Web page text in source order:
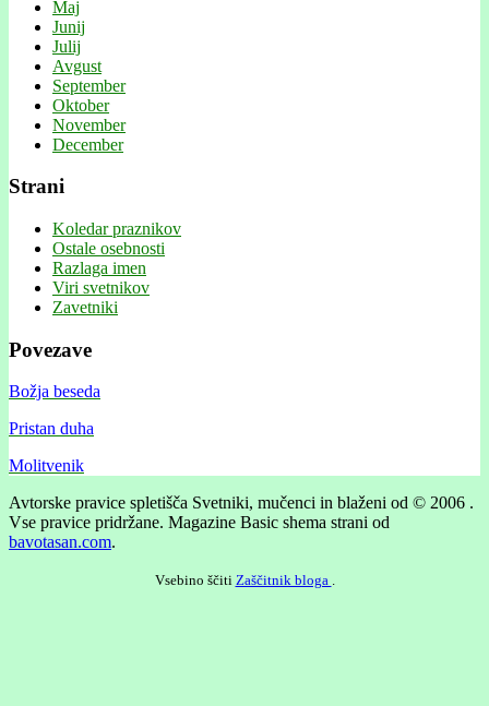
Maj
Junij
Julij
Avgust
September
Oktober
November
December
Strani
Koledar praznikov
Ostale osebnosti
Razlaga imen
Viri svetnikov
Zavetniki
Povezave
Božja beseda
Pristan duha
Molitvenik
Avtorske pravice spletišča Svetniki, mučenci in blaženi od © 2006 .
Vse pravice pridržane. Magazine Basic shema strani od
bavotasan.com.
Vsebino ščiti Zaščitnik bloga .